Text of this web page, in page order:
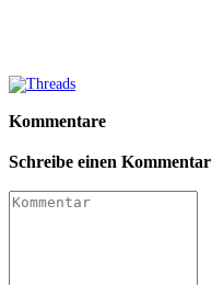
Kommentare
Schreibe einen Kommentar